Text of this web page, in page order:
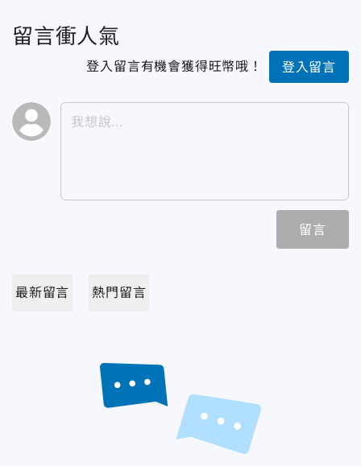
留言衝人氣
登入留言有機會獲得旺幣哦！ 登入留言
留言
最新留言 熱門留言